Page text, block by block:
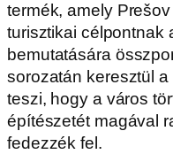
termék, amely
turisztikai célpontnak
bemutatására
sorozatán keresztül
teszi, hogy a város
építészetét magával
fedezzék fel.